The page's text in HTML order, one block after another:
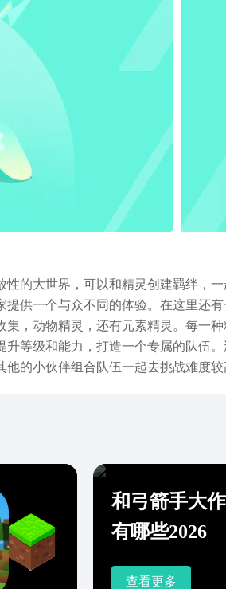
的大世界，可以和精灵创建羁绊，
供一个与众不同的体验。在这里还
，动物精灵，还有元素精灵。每一
等级和能力，打造一个专属的队伍
的小伙伴组合队伍一起去挑战难度
和弓箭手大
有哪些2026
查看更多